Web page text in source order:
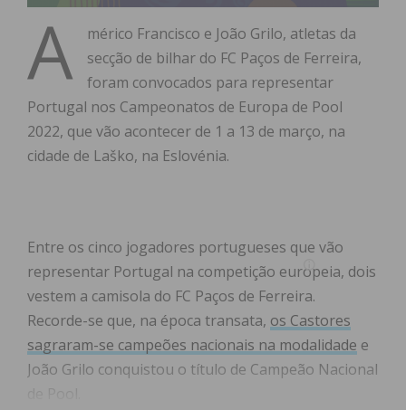
A
mérico Francisco e João Grilo, atletas da
secção de bilhar do FC Paços de Ferreira,
foram convocados para representar
Portugal nos Campeonatos de Europa de Pool
2022, que vão acontecer de 1 a 13 de março, na
cidade de Laško, na Eslovénia.
Entre os cinco jogadores portugueses que vão
representar Portugal na competição europeia, dois
vestem a camisola do FC Paços de Ferreira.
Recorde-se que, na época transata, os Castores
sagraram-se campeões nacionais na modalidade e
João Grilo conquistou o título de Campeão Nacional